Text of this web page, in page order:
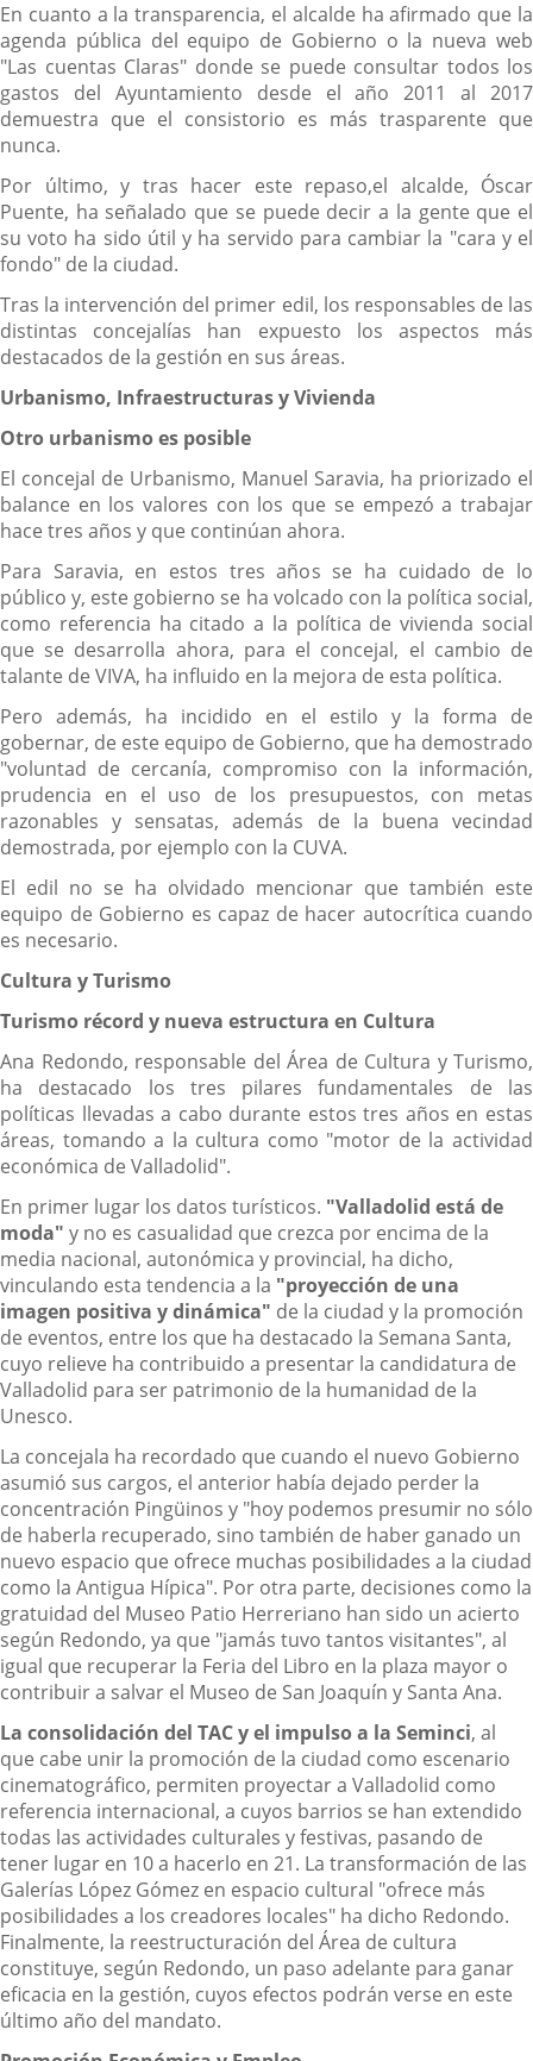
En cuanto a la transparencia, el alcalde ha afirmado que la
agenda pública del equipo de Gobierno o la nueva web
"Las cuentas Claras" donde se puede consultar todos los
gastos del Ayuntamiento desde el año 2011 al 2017
demuestra que el consistorio es más trasparente que
nunca.
Por último, y tras hacer este repaso,el alcalde, Óscar
Puente, ha señalado que se puede decir a la gente que el
su voto ha sido útil y ha servido para cambiar la "cara y el
fondo" de la ciudad.
Tras la intervención del primer edil, los responsables de las
distintas concejalías han expuesto los aspectos más
destacados de la gestión en sus áreas.
Urbanismo, Infraestructuras y Vivienda
Otro urbanismo es posible
El concejal de Urbanismo, Manuel Saravia, ha priorizado el
balance en los valores con los que se empezó a trabajar
hace tres años y que continúan ahora.
Para Saravia, en estos tres años se ha cuidado de lo
público y, este gobierno se ha volcado con la política social,
como referencia ha citado a la política de vivienda social
que se desarrolla ahora, para el concejal, el cambio de
talante de VIVA, ha influido en la mejora de esta política.
Pero además, ha incidido en el estilo y la forma de
gobernar, de este equipo de Gobierno, que ha demostrado
"voluntad de cercanía, compromiso con la información,
prudencia en el uso de los presupuestos, con metas
razonables y sensatas, además de la buena vecindad
demostrada, por ejemplo con la CUVA.
El edil no se ha olvidado mencionar que también este
equipo de Gobierno es capaz de hacer autocrítica cuando
es necesario.
Cultura y Turismo
Turismo récord y nueva estructura en Cultura
Ana Redondo, responsable del Área de Cultura y Turismo,
ha destacado los tres pilares fundamentales de las
políticas llevadas a cabo durante estos tres años en estas
áreas, tomando a la cultura como "motor de la actividad
económica de Valladolid".
En primer lugar los datos turísticos. "Valladolid está de
moda" y no es casualidad que crezca por encima de la
media nacional, autonómica y provincial, ha dicho,
vinculando esta tendencia a la "proyección de una
imagen positiva y dinámica" de la ciudad y la promoción
de eventos, entre los que ha destacado la Semana Santa,
cuyo relieve ha contribuido a presentar la candidatura de
Valladolid para ser patrimonio de la humanidad de la
Unesco.
La concejala ha recordado que cuando el nuevo Gobierno
asumió sus cargos, el anterior había dejado perder la
concentración Pingüinos y "hoy podemos presumir no sólo
de haberla recuperado, sino también de haber ganado un
nuevo espacio que ofrece muchas posibilidades a la ciudad
como la Antigua Hípica". Por otra parte, decisiones como la
gratuidad del Museo Patio Herreriano han sido un acierto
según Redondo, ya que "jamás tuvo tantos visitantes", al
igual que recuperar la Feria del Libro en la plaza mayor o
contribuir a salvar el Museo de San Joaquín y Santa Ana.
La consolidación del TAC y el impulso a la Seminci, al
que cabe unir la promoción de la ciudad como escenario
cinematográfico, permiten proyectar a Valladolid como
referencia internacional, a cuyos barrios se han extendido
todas las actividades culturales y festivas, pasando de
tener lugar en 10 a hacerlo en 21. La transformación de las
Galerías López Gómez en espacio cultural "ofrece más
posibilidades a los creadores locales" ha dicho Redondo.
Finalmente, la reestructuración del Área de cultura
constituye, según Redondo, un paso adelante para ganar
eficacia en la gestión, cuyos efectos podrán verse en este
último año del mandato.